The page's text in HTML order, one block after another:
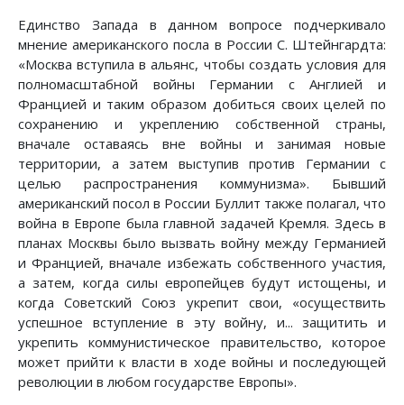
Единство Запада в данном вопросе подчеркивало
мнение американского посла в России С. Штейнгардта:
«Москва вступила в альянс, чтобы создать условия для
полномасштабной войны Германии с Англией и
Францией и таким образом добиться своих целей по
сохранению и укреплению собственной страны,
вначале оставаясь вне войны и занимая новые
территории, а затем выступив против Германии с
целью распространения коммунизма». Бывший
американский посол в России Буллит также полагал, что
война в Европе была главной задачей Кремля. Здесь в
планах Москвы было вызвать войну между Германией
и Францией, вначале избежать собственного участия,
а затем, когда силы европейцев будут истощены, и
когда Советский Союз укрепит свои, «осуществить
успешное вступление в эту войну, и... защитить и
укрепить коммунистическое правительство, которое
может прийти к власти в ходе войны и последующей
революции в любом государстве Европы».